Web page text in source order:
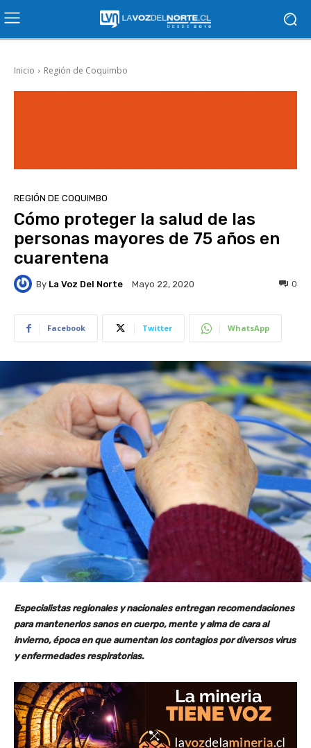
Inicio Región de Coquimbo
REGIÓN DE COQUIMBO
Cómo proteger la salud de las
personas mayores de 75 años en
cuarentena
By La Voz Del Norte Mayo 22, 2020 0
Facebook Twitter WhatsApp
Especialistas regionales y nacionales entregan recomendaciones
para mantenerlos sanos en cuerpo, mente y alma de cara al
invierno, época en que aumentan los contagios por diversos virus
y enfermedades respiratorias.